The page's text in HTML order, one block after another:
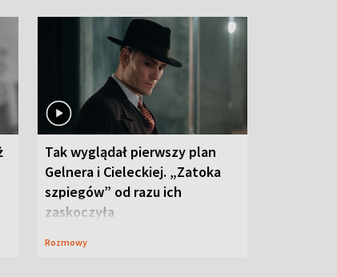
Tak wyglądał pierwszy plan
Gelnera i Cieleckiej. „Zatoka
szpiegów” od razu ich
zaskoczyła
Rozmowy